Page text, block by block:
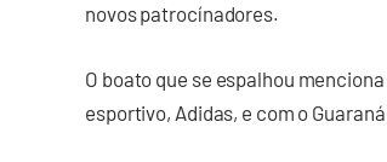
novos patrocínadores.
O boato que se espalhou
esportivo, Adidas, e com o